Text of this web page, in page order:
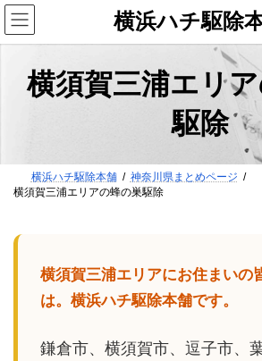
コ
ン
テ
ナ
ビ
ゲ
横浜ハチ駆除
横須賀三浦エリ
駆除
横浜ハチ駆除本舗
神奈川県まとめページ
横須賀三浦エリアの蜂の巣駆除
横須賀三浦エリアにお住まいの
は。横浜ハチ駆除本舗です。
鎌倉市、横須賀市、逗子市、